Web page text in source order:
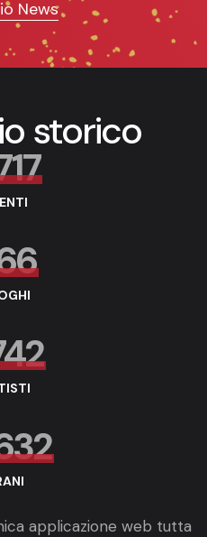
News
storico
applicazione web tutta